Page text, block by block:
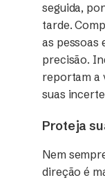
seguida,
tarde.
as pessoas
precisão.
reportam a
suas
Proteja
Nem
direção é